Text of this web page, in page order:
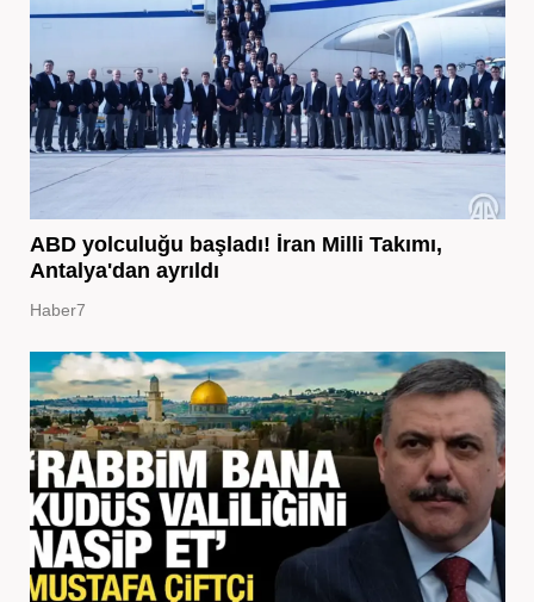
ABD yolculuğu başladı! İran Milli Takımı,
Antalya'dan ayrıldı
Haber7